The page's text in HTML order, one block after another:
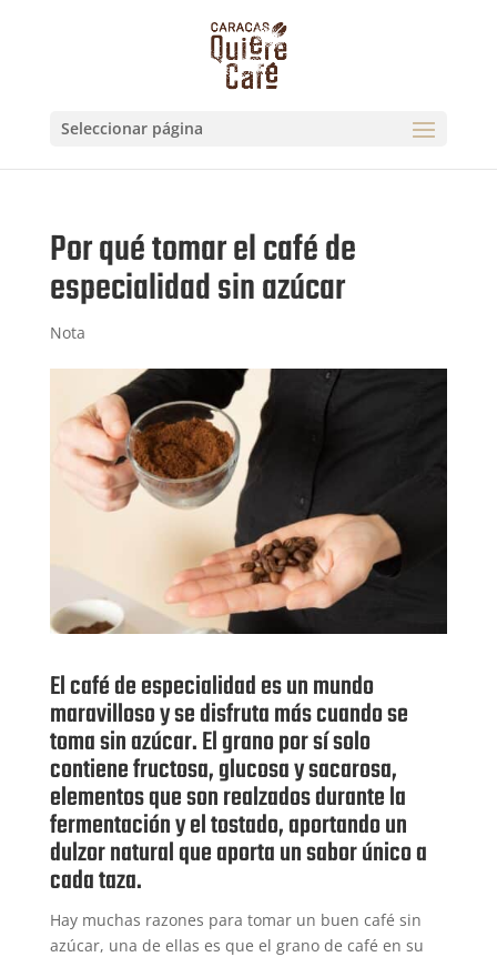
Seleccionar página
Por qué tomar el café de
especialidad sin azúcar
Nota
El café de especialidad es un mundo
maravilloso y se disfruta más cuando se
toma sin azúcar. El grano por sí solo
contiene fructosa, glucosa y sacarosa,
elementos que son realzados durante la
fermentación y el tostado, aportando un
dulzor natural que aporta un sabor único a
cada taza.
Hay muchas razones para tomar un buen café sin
azúcar, una de ellas es que el grano de café en su